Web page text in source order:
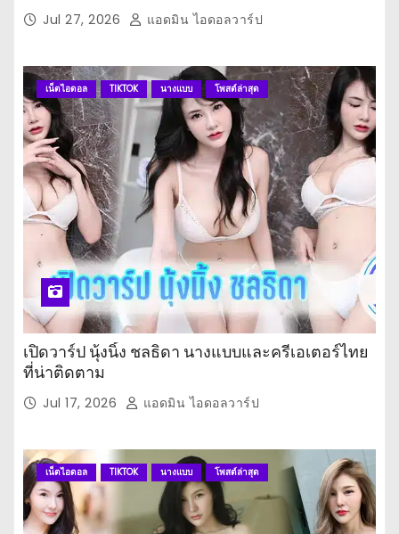
Jul 27, 2026 แอดมิน ไอดอลวาร์ป
เน็ตไอดอล TIKTOK นางแบบ โพสต์ล่าสุด
เปิดวาร์ป นุ้งนิ้ง ชลธิดา นางแบบและครีเอเตอร์ไทย
ที่น่าติดตาม
Jul 17, 2026 แอดมิน ไอดอลวาร์ป
เน็ตไอดอล TIKTOK นางแบบ โพสต์ล่าสุด